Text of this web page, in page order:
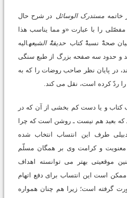
خاتمه مستدرک الوسائل در شرح حال
را با عبارت «و مما یناسب هذا
صحهْْ نسبهْْ کتاب حدیقهْْ الشیعهالیه
و حدود سه صفحه بزرگ از طبع سنگی
در پایان نظر صاحب روضات را که به
ردّ کرده است، نقل می کند.
کتاب و یا دست کم بخشی از آن که در
بعید هم نیست ـ روشن است که چرا
طرف این انتساب انتخاب شده
معنویت و کرامت وی بر همگان مسلّم
موقعیتی بهتر می توانسته اهداف
ممکن است این انتساب برای دفع اتهام
گرفته است؛ زیرا هم چنان همواره